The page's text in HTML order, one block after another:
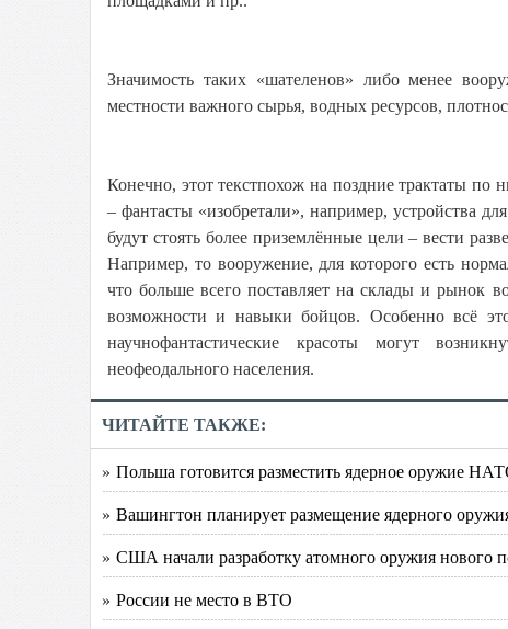
Значимость таких «шателенов» либо менее
местности важного сырья, водных ресурсов,
Конечно, этот текстпохож на поздние трактаты
– фантасты «изобретали», например, устройства
будут стоять более приземлённые цели – вести
Например, то вооружение, для которого есть
что больше всего поставляет на склады и
возможности и навыки бойцов. Особенно всё
научнофантастические красоты могут
неофеодального населения.
ЧИТАЙТЕ ТАКЖЕ:
» Польша готовится разместить ядерное оружие
» Вашингтон планирует размещение ядерного
» США начали разработку атомного оружия нового
» России не место в ВТО